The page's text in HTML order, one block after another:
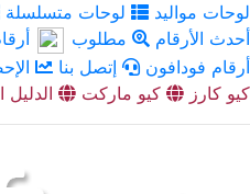
لوحات مواليد لوحات متسلسلة
أحدث الأرقام
مطلوب
أرقام فودافون
إتصل بنا
كيو كارز
كيو ماركت